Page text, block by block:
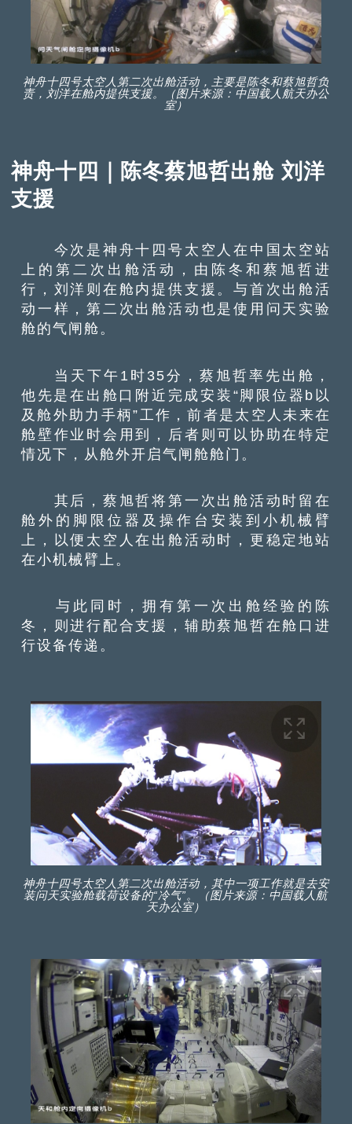
神舟十四号太空人第二次出舱活动，主要是陈冬和蔡旭哲负
责，刘洋在舱内提供支援。（图片来源：中国载人航天办公
室）
神舟十四｜陈冬蔡旭哲出舱 刘洋
支援
今次是神舟十四号太空人在中国太空站
上的第二次出舱活动，由陈冬和蔡旭哲进
行，刘洋则在舱内提供支援。与首次出舱活
动一样，第二次出舱活动也是使用问天实验
舱的气闸舱。
当天下午1时35分，蔡旭哲率先出舱，
他先是在出舱口附近完成安装“脚限位器b以
及舱外助力手柄”工作，前者是太空人未来在
舱壁作业时会用到，后者则可以协助在特定
情况下，从舱外开启气闸舱舱门。
其后，蔡旭哲将第一次出舱活动时留在
舱外的脚限位器及操作台安装到小机械臂
上，以便太空人在出舱活动时，更稳定地站
在小机械臂上。
与此同时，拥有第一次出舱经验的陈
冬，则进行配合支援，辅助蔡旭哲在舱口进
行设备传递。
神舟十四号太空人第二次出舱活动，其中一项工作就是去安
装问天实验舱载荷设备的“冷气”。（图片来源：中国载人航
天办公室）